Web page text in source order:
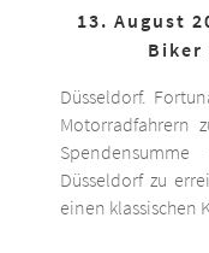
13. August
Biker
Düsseldorf.
Motorradfahrern
Düsseldorf zu
einen klassischen